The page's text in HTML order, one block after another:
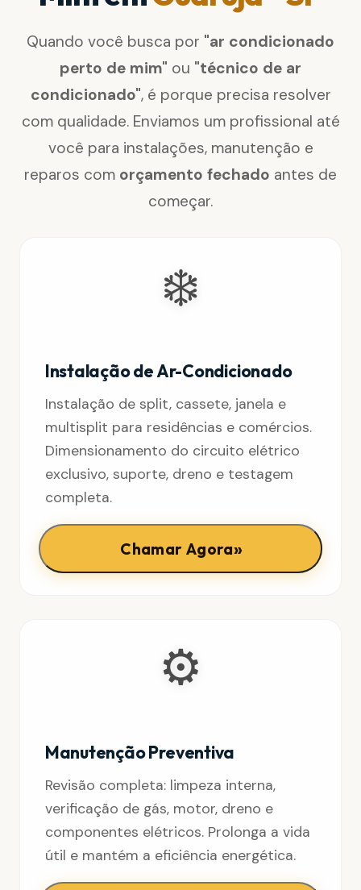
Quando você busca por "ar condicionado
perto de mim" ou "técnico de ar
condicionado", é porque precisa resolver
com qualidade. Enviamos um profissional até
você para instalações, manutenção e
reparos com orçamento fechado antes de
começar.
❄️
Instalação de Ar-Condicionado
Instalação de split, cassete, janela e
multisplit para residências e comércios.
Dimensionamento do circuito elétrico
exclusivo, suporte, dreno e testagem
completa.
Chamar Agora»
⚙️
Manutenção Preventiva
Revisão completa: limpeza interna,
verificação de gás, motor, dreno e
componentes elétricos. Prolonga a vida
útil e mantém a eficiência energética.